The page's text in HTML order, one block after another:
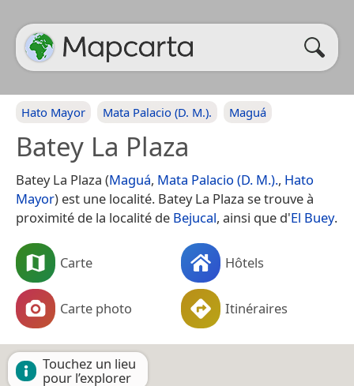
Hato Mayor Mata Palacio (D. M.). Maguá
Batey La Plaza
Batey La Plaza (Maguá, Mata Palacio (D. M.)., Hato
Mayor) est une localité. Batey La Plaza se trouve à
proximité de la localité de Bejucal, ainsi que d'El Buey.
Carte Hôtels
Carte photo Itinéraires
Touchez un lieu
pour l’explorer